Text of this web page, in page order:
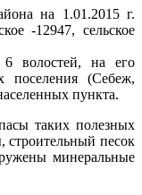
на 1.01.2015 г.
-12947, сельское
волостей, на его
поселения (Себеж,
пункта.
таких полезных
песок
минеральные